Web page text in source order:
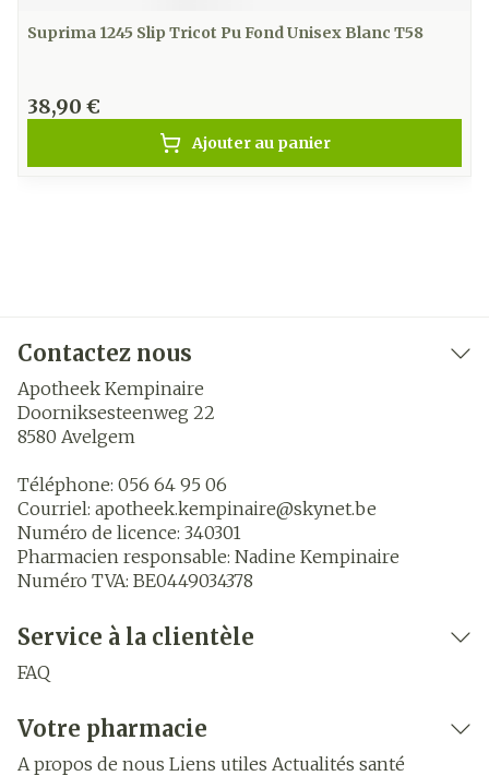
Suprima 1245 Slip Tricot Pu Fond Unisex Blanc T58
38,90 €
Ajouter au panier
Contactez nous
Apotheek Kempinaire
Doorniksesteenweg 22
8580 Avelgem
Téléphone: 056 64 95 06
Courriel: apotheek.kempinaire@skynet.be
Numéro de licence: 340301
Pharmacien responsable: Nadine Kempinaire
Numéro TVA: BE0449034378
Service à la clientèle
FAQ
Votre pharmacie
A propos de nous Liens utiles Actualités santé